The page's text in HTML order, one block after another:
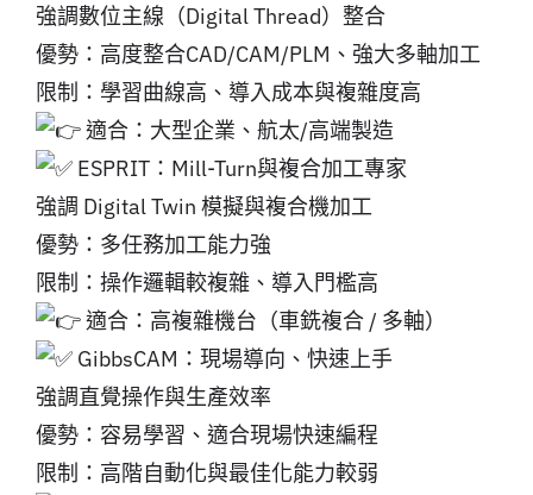
強調數位主線（Digital Thread）整合
優勢：高度整合CAD/CAM/PLM、強大多軸加工
限制：學習曲線高、導入成本與複雜度高
適合：大型企業、航太/高端製造
ESPRIT：Mill-Turn與複合加工專家
強調 Digital Twin 模擬與複合機加工
優勢：多任務加工能力強
限制：操作邏輯較複雜、導入門檻高
適合：高複雜機台（車銑複合 / 多軸）
GibbsCAM：現場導向、快速上手
強調直覺操作與生產效率
優勢：容易學習、適合現場快速編程
限制：高階自動化與最佳化能力較弱